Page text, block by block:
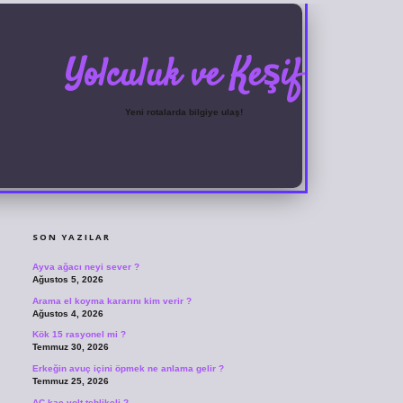
Yolculuk ve Keşif
Yeni rotalarda bilgiye ulaş!
SIDEBAR
SON YAZILAR
Ayva ağacı neyi sever ?
Ağustos 5, 2026
Arama el koyma kararını kim verir ?
Ağustos 4, 2026
Kök 15 rasyonel mi ?
Temmuz 30, 2026
Erkeğin avuç içini öpmek ne anlama gelir ?
Temmuz 25, 2026
grandoperabetilbetgir.netbetexper girişbetexper yeni giriş